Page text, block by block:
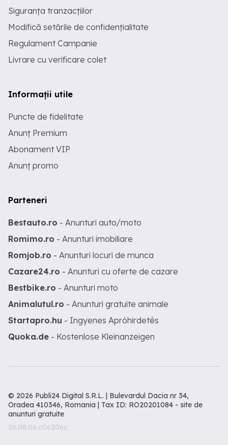
Siguranța tranzacțiilor
Modifică setările de confidențialitate
Regulament Campanie
Livrare cu verificare colet
Informații utile
Puncte de fidelitate
Anunț Premium
Abonament VIP
Anunț promo
Parteneri
Bestauto.ro - Anunturi auto/moto
Romimo.ro - Anunturi imobiliare
Romjob.ro - Anunturi locuri de munca
Cazare24.ro - Anunturi cu oferte de cazare
Bestbike.ro - Anunturi moto
Animalutul.ro - Anunturi gratuite animale
Startapro.hu - Ingyenes Apróhirdetés
Quoka.de - Kostenlose Kleinanzeigen
© 2026 Publi24 Digital S.R.L. | Bulevardul Dacia nr 34,
Oradea 410346, Romania | Tax ID: RO20201084 - site de
anunturi gratuite
26.08.06.c0c206c